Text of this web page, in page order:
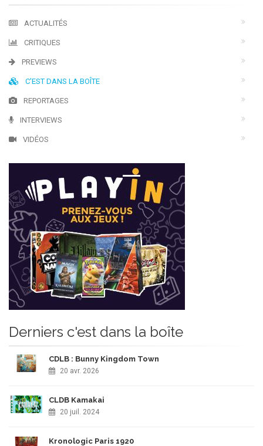
ACTUALITÉS
CRITIQUES
PREVIEWS
C'EST DANS LA BOÎTE
REPORTAGES
INTERVIEWS
VIDÉOS
Derniers c'est dans la boîte
CDLB : Bunny Kingdom Town
20 avr. 2026
CLDB Kamakai
20 juil. 2024
Kronologic Paris 1920